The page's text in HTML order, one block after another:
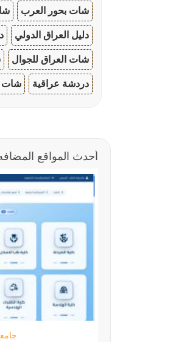
شات بحور العرب
دليل العراق الدولي
شات العراق للجوال
دردشة عراقية شات
أحدث المواقع